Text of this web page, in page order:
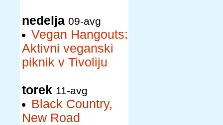
nedelja 09-avg
Vegan Hangouts:
Aktivni veganski
piknik v Tivoliju
torek 11-avg
Black Country,
New Road